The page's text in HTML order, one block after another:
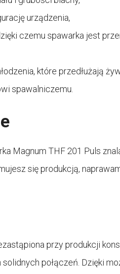
urządzenia,
czemu spawarka jest
które przedłużają
spawalniczemu.
Magnum THF 201 Puls
się produkcją,
przy produkcji
połączeń. Dzięki